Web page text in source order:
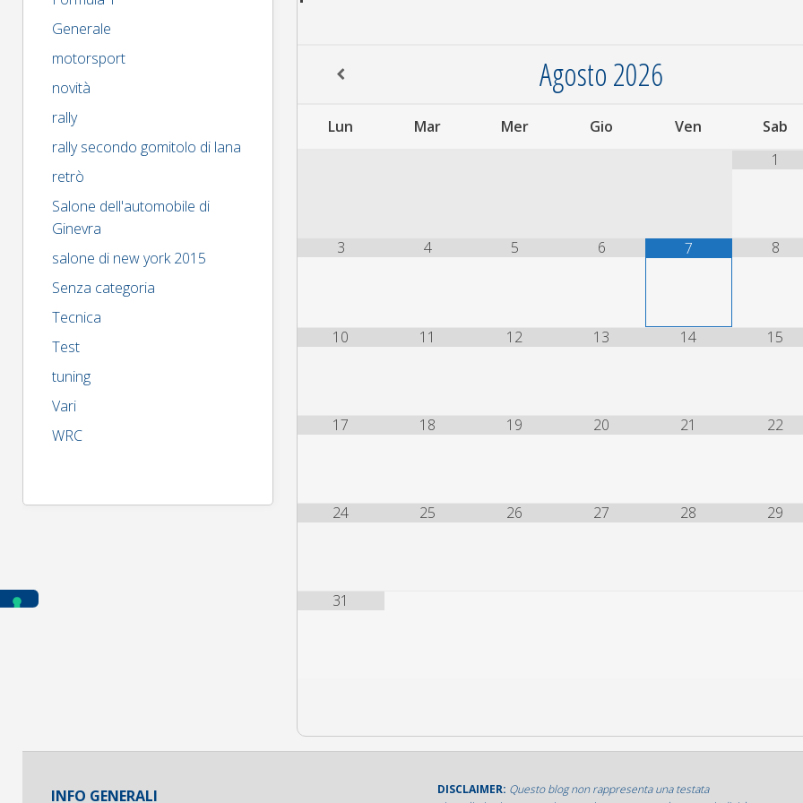
Agosto2026
Lun Mar Mer Gio Ven
Sab
1
3 4 5 6 7 8
10 11 12 13 14 15
17 18 19 20 21 22
24 25 26 27 28 29
31
Generale
motorsport
novità
rally
rally secondo gomitolo di lana
retrò
Salone dell'automobile di
Ginevra
salone di new york 2015
Senza categoria
Tecnica
Test
tuning
Vari
WRC
INFO GENERALI DISCLAIMER: Questo blog non rappresenta una testata